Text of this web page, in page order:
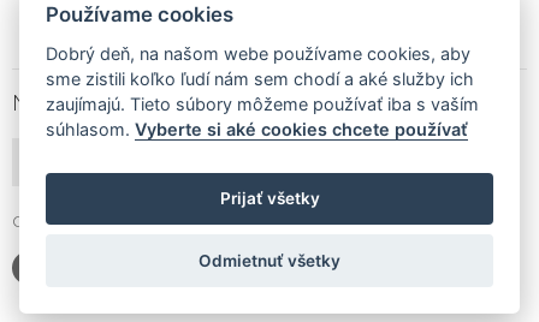
NEWSLETTER
Gallery Gwerk © Copyright 2017 - 2026 | Dizajn by4MEMEDIA
Používame cookies
Dobrý deň, na našom webe používame cookies, aby
sme zistili koľko ľudí nám sem chodí a aké služby ich
zaujímajú. Tieto súbory môžeme používať iba s vaším
súhlasom.Vyberte si aké cookies chcete používať
Prijať všetky
Odmietnuť všetky